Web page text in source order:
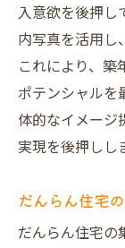
入意欲を後押し
内写真を活用し
これにより、
ポテンシャルを
体的なイメージ
実現を後押しし
だんらん住宅
だんらん住宅の